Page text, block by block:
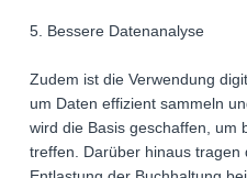
5. Bessere Datenanalyse
Zudem ist die Verwendung
um Daten effizient sammeln
wird die Basis geschaffen, um
treffen. Darüber hinaus tragen